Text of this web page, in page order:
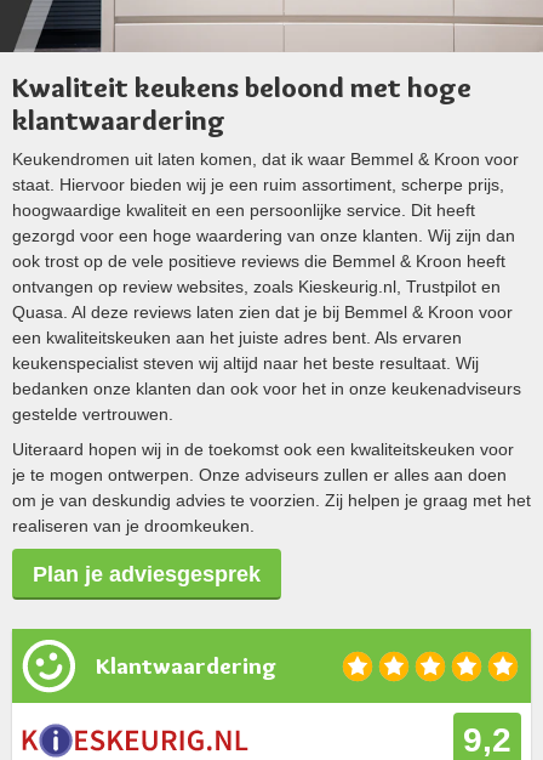
Kwaliteit keukens beloond met hoge
klantwaardering
Keukendromen uit laten komen, dat ik waar Bemmel & Kroon voor
staat. Hiervoor bieden wij je een ruim assortiment, scherpe prijs,
hoogwaardige kwaliteit en een persoonlijke service. Dit heeft
gezorgd voor een hoge waardering van onze klanten. Wij zijn dan
ook trost op de vele positieve reviews die Bemmel & Kroon heeft
ontvangen op review websites, zoals Kieskeurig.nl, Trustpilot en
Quasa. Al deze reviews laten zien dat je bij Bemmel & Kroon voor
een kwaliteitskeuken aan het juiste adres bent. Als ervaren
keukenspecialist steven wij altijd naar het beste resultaat. Wij
bedanken onze klanten dan ook voor het in onze keukenadviseurs
gestelde vertrouwen.
Uiteraard hopen wij in de toekomst ook een kwaliteitskeuken voor
je te mogen ontwerpen. Onze adviseurs zullen er alles aan doen
om je van deskundig advies te voorzien. Zij helpen je graag met het
realiseren van je droomkeuken.
Plan je adviesgesprek
Klantwaardering
9,2